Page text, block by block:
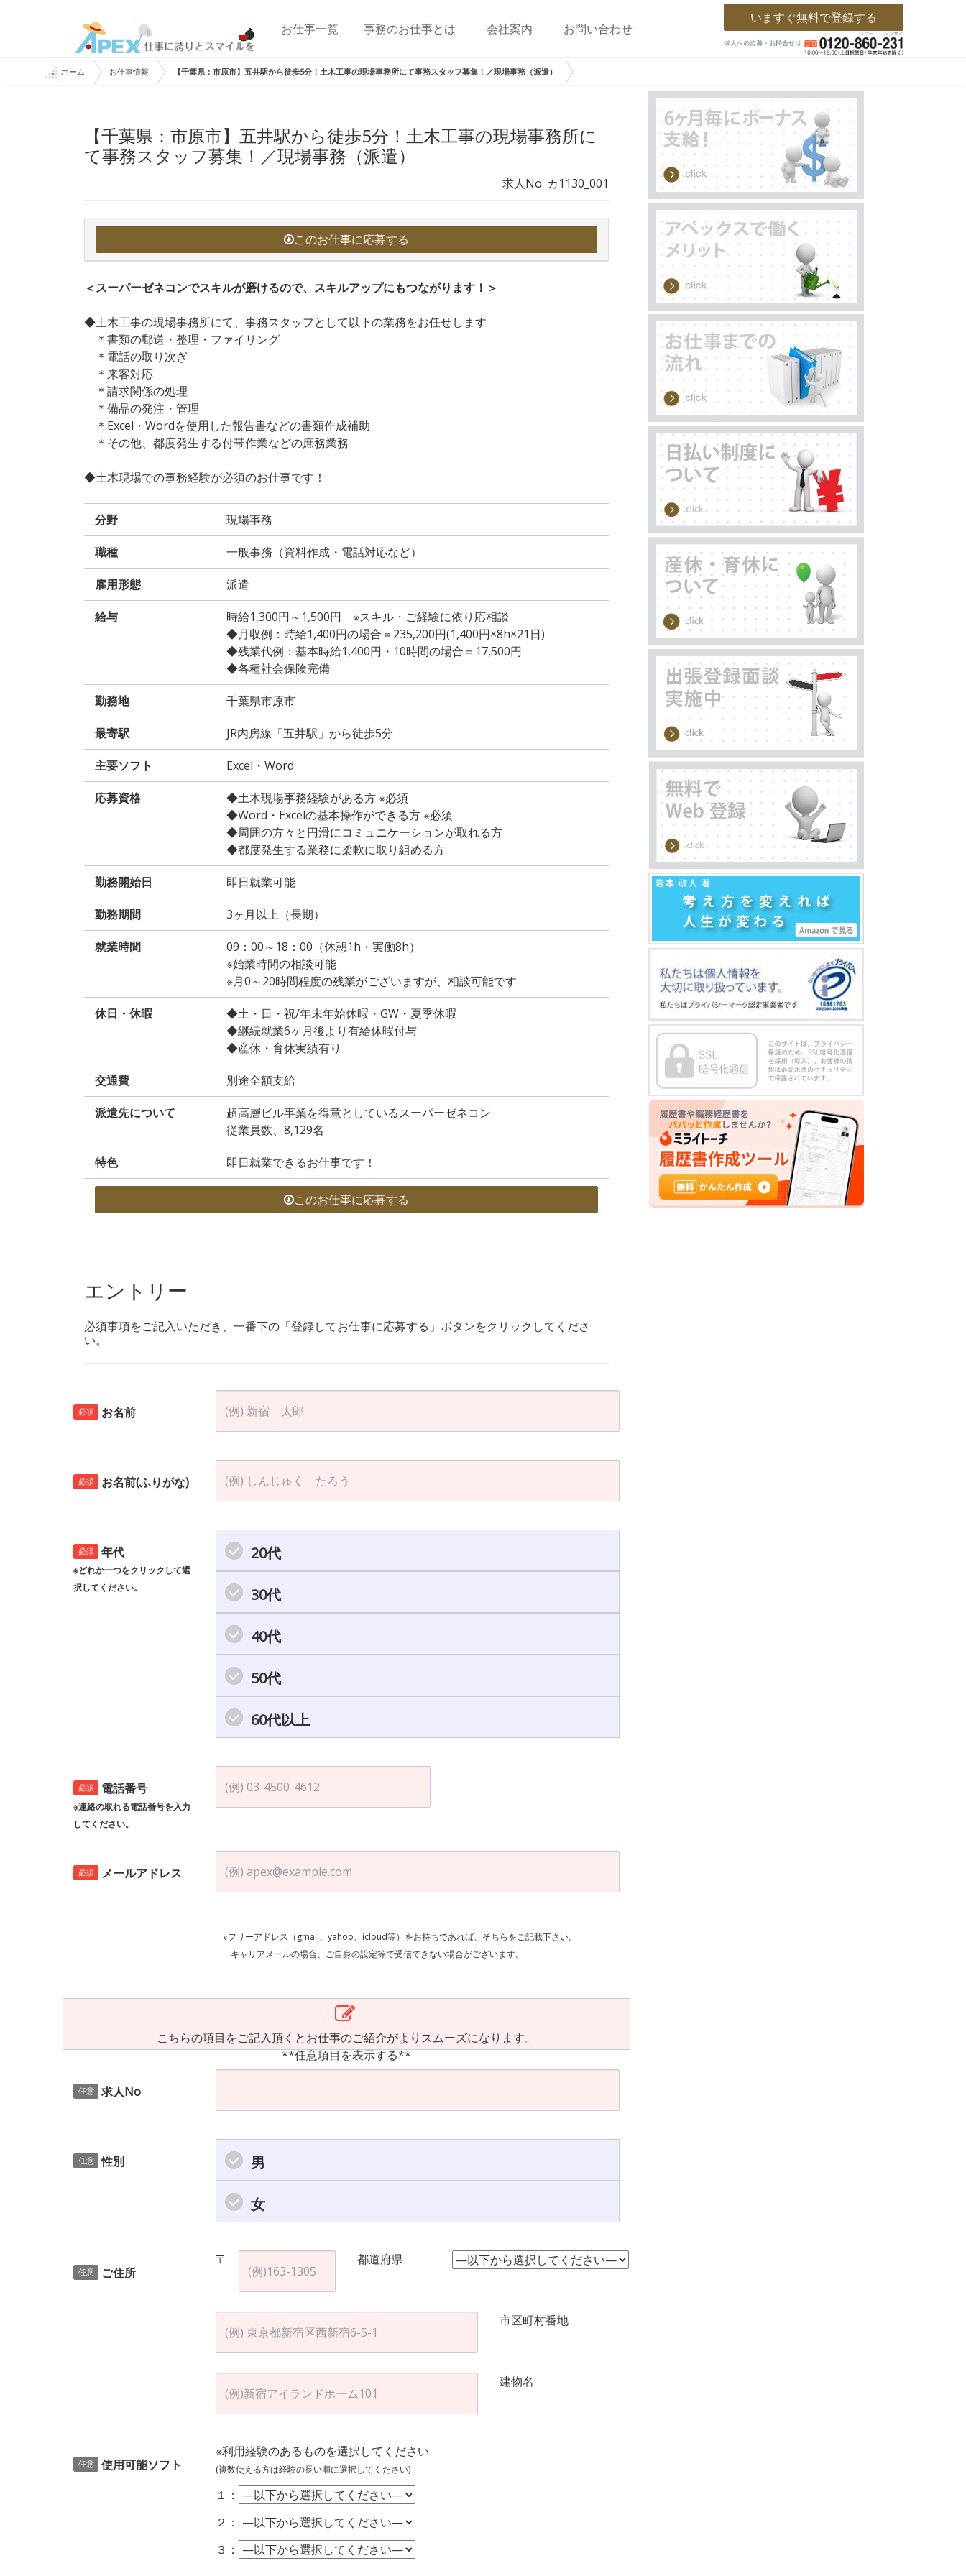
お仕事一覧 事務のお仕事とは 会社案内 お問い合わせ
いますぐ無料で登録する
ホーム お仕事情報 【千葉県：市原市】五井駅から徒歩5分！土木工事の現場事務所にて事務スタッフ募集！／現場事務（派遣）
【千葉県：市原市】五井駅から徒歩5分！土木工事の現場事務所に
て事務スタッフ募集！／現場事務（派遣）
求人No. カ1130_001
このお仕事に応募する
＜スーパーゼネコンでスキルが磨けるので、スキルアップにもつながります！＞
◆土木工事の現場事務所にて、事務スタッフとして以下の業務をお任せします
＊書類の郵送・整理・ファイリング
＊電話の取り次ぎ
＊来客対応
＊請求関係の処理
＊備品の発注・管理
＊Excel・Wordを使用した報告書などの書類作成補助
＊その他、都度発生する付帯作業などの庶務業務
◆土木現場での事務経験が必須のお仕事です！
分野 現場事務
職種 一般事務（資料作成・電話対応など）
雇用形態 派遣
給与
時給1,300円～1,500円 ※スキル・ご経験に依り応相談
◆月収例：時給1,400円の場合＝235,200円(1,400円×8h×21日)
◆残業代例：基本時給1,400円・10時間の場合＝17,500円
◆各種社会保険完備
勤務地 千葉県市原市
最寄駅 JR内房線「五井駅」から徒歩5分
主要ソフト Excel・Word
応募資格
◆土木現場事務経験がある方 ※必須
◆Word・Excelの基本操作ができる方 ※必須
◆周囲の方々と円滑にコミュニケーションが取れる方
◆都度発生する業務に柔軟に取り組める方
勤務開始日 即日就業可能
勤務期間 3ヶ月以上（長期）
就業時間
09：00～18：00（休憩1h・実働8h）
※始業時間の相談可能
※月0～20時間程度の残業がございますが、相談可能です
休日・休暇
◆土・日・祝/年末年始休暇・GW・夏季休暇
◆継続就業6ヶ月後より有給休暇付与
◆産休・育休実績有り
交通費 別途全額支給
派遣先について
超高層ビル事業を得意としているスーパーゼネコン
従業員数、8,129名
特色 即日就業できるお仕事です！
このお仕事に応募する
エントリー
必須事項をご記入いただき、一番下の「登録してお仕事に応募する」ボタンをクリックしてくださ
い。
必須 お名前
必須 お名前(ふりがな)
必須 年代
※どれか一つをクリックして選
択してください。
20代
30代
40代
50代
60代以上
必須 電話番号
※連絡の取れる電話番号を入力
してください。
必須 メールアドレス
※フリーアドレス（gmail、yahoo、icloud等）をお持ちであれば、そちらをご記載下さい。
キャリアメールの場合、ご自身の設定等で受信できない場合がございます。
こちらの項目をご記入頂くとお仕事のご紹介がよりスムーズになります。
**任意項目を表示する**
任意 求人No
任意 性別 男
女
任意 ご住所
〒 都道府県
市区町村番地
建物名
任意 使用可能ソフト
※利用経験のあるものを選択してください
(複数使える方は経験の長い順に選択してください)
１：
２：
３：